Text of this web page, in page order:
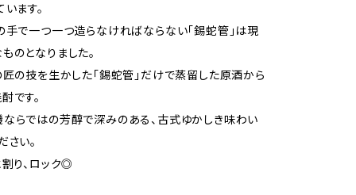
ます。
手で一つ一つ造らなければならない「錫蛇管」は現
のとなりました。
匠の技を生かした「錫蛇管」だけで蒸留した原酒から
です。
らではの芳醇で深みのある、古式ゆかしき味わい
さい。
割り、ロック◎